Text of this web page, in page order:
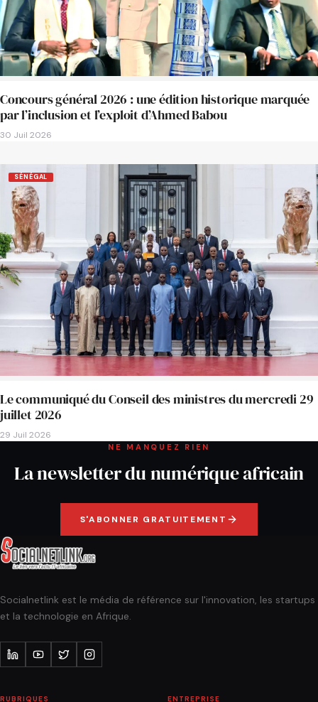
Concours général 2026 : une édition historique marquée
par l’inclusion et l’exploit d’Ahmed Babou
30 Juil 2026
SÉNÉGAL
Le communiqué du Conseil des ministres du mercredi 29
juillet 2026
29 Juil 2026
NE MANQUEZ RIEN
La newsletter du numérique africain
S'ABONNER GRATUITEMENT
Socialnetlink est le média de référence sur l'innovation, les startups
et la technologie en Afrique.
RUBRIQUES ENTREPRISE